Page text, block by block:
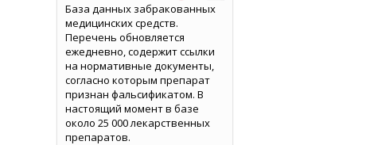
База данных забракованных
медицинских средств.
Перечень обновляется
ежедневно, содержит ссылки
на нормативные документы,
согласно которым препарат
признан фальсификатом. В
настоящий момент в базе
около 25 000 лекарственных
препаратов.